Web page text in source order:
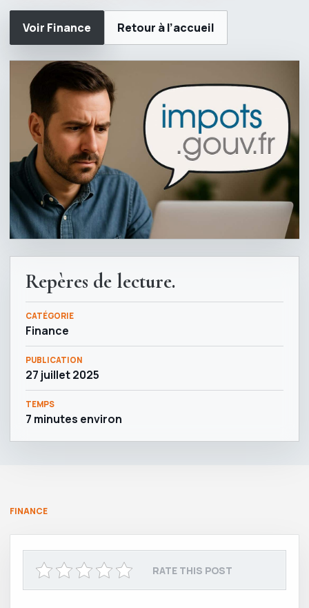
Voir Finance Retour à l’accueil
Repères de lecture.
CATÉGORIE
Finance
PUBLICATION
27 juillet 2025
TEMPS
7 minutes environ
FINANCE
RATE THIS POST